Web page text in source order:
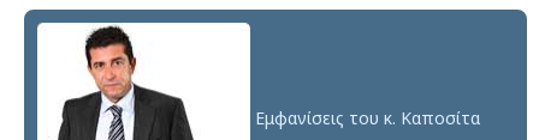
Εμφανίσεις του κ. Καποσίτα